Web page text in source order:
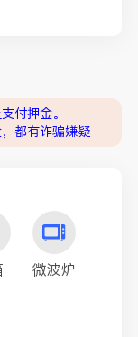
付押金。
都有诈骗嫌疑
微波炉